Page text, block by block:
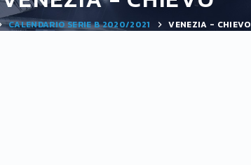
CALENDARIO SERIE B 2020/2021 VENEZIA - CHIEVO